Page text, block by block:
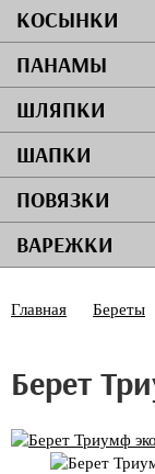
КОСЫНКИ
ПАНАМЫ
ШЛЯПКИ
ШАПКИ
ПОВЯЗКИ
ВАРЕЖКИ
Главная Береты
Берет